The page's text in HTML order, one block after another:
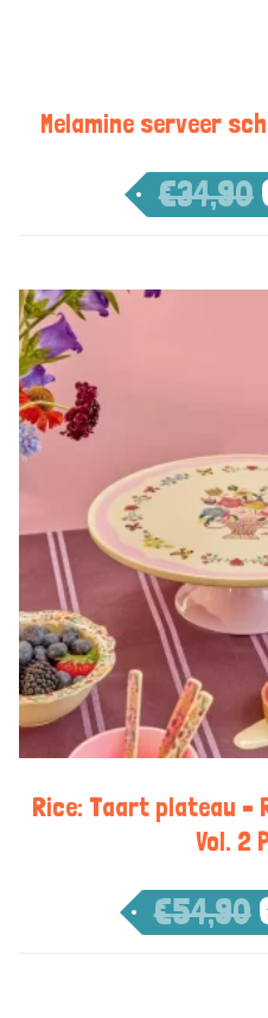
Melamine serveer
€34,90
Rice: Taart plateau –
Vol. 2
€54,90